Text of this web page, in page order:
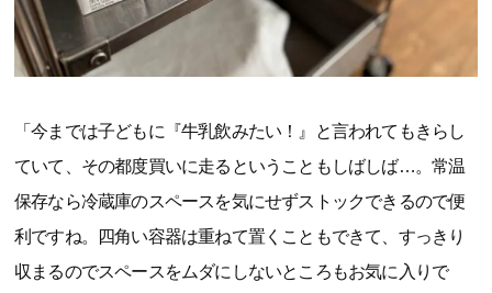
「今までは子どもに『牛乳飲みたい！』と言われてもきらし
ていて、その都度買いに走るということもしばしば…。常温
保存なら冷蔵庫のスペースを気にせずストックできるので便
利ですね。四角い容器は重ねて置くこともできて、すっきり
収まるのでスペースをムダにしないところもお気に入りで